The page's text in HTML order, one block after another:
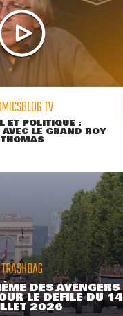
TV
ET POLITIQUE :
LE GRAND ROY
THOMAS
TRASHBAG
DES AVENGERS
LE DÉFILÉ DU 14
2026